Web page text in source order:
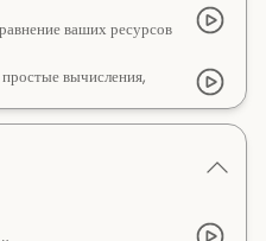
ваших ресурсов
вычисления,